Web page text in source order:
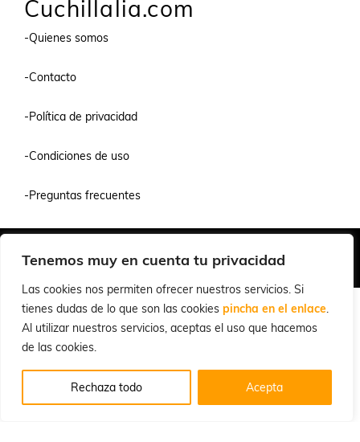
Tenemos muy en cuenta tu privacidad
Las cookies nos permiten ofrecer nuestros servicios. Si
tienes dudas de lo que son las cookies pincha en el enlace.
Al utilizar nuestros servicios, aceptas el uso que hacemos
de las cookies.
Rechaza todo Acepta
Cuchillalia.com
-Quienes somos
-Contacto
-Política de privacidad
-Condiciones de uso
-Preguntas frecuentes
© 2026 Cuchillalia.com